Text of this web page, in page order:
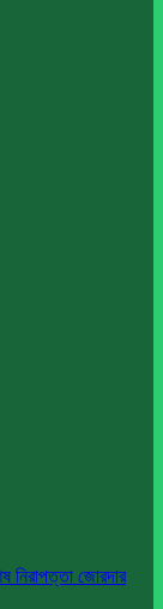
নিরাপত্তা জোরদার